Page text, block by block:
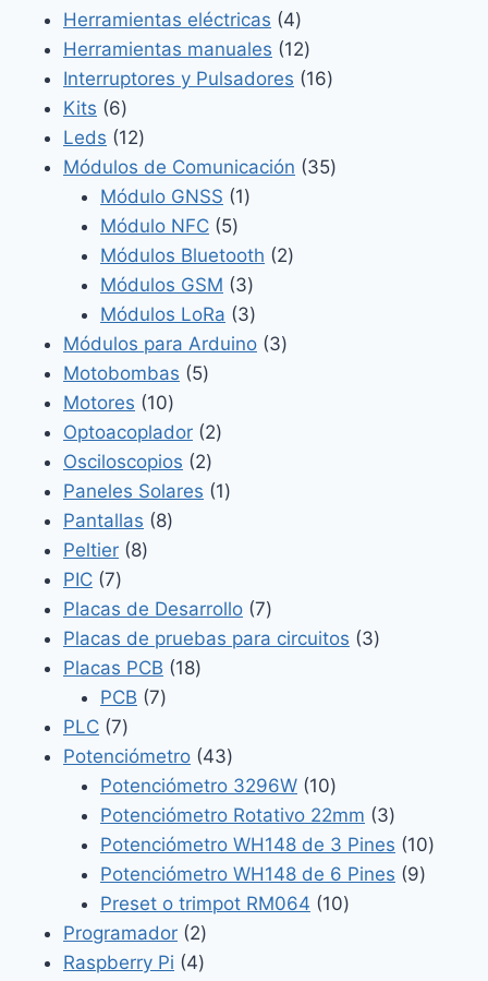
Herramientas eléctricas 44
productos
Herramientas manuales 1212
productos
Interruptores y Pulsadores 1616
Kits 66
productos
Leds 1212
productos
Módulos de Comunicación 3535
Módulo GNSS 11
Módulo NFC 55
productos
Módulos Bluetooth 22
Módulos GSM 33
productos
Módulos LoRa 33
productos
Módulos para Arduino 33
Motobombas 55
Motores 1010
productos
Optoacoplador 22
Osciloscopios 22
productos
Paneles Solares 11
Pantallas 88
Peltier 88
PIC 77
productos
Placas de Desarrollo 77
productos
Placas de pruebas para circuitos 33
Placas PCB 1818
PCB 77
PLC 77
productos
Potenciómetro 4343
productos
Potenciómetro 3296W 1010
productos
Potenciómetro Rotativo 22mm 33
productos
Potenciómetro WH148 de 3 Pines 1010
Potenciómetro WH148 de 6 Pines 99
Preset o trimpot RM064 1010
Programador 22
productos
Raspberry Pi 44